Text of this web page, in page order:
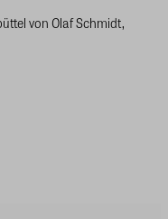
von Olaf Schmidt,